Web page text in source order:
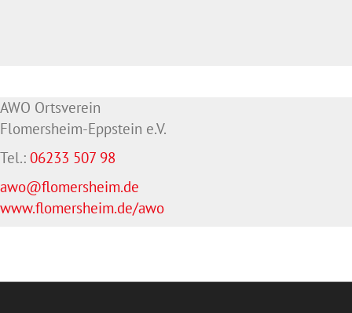
AWO Ortsverein
Flomersheim-Eppstein e.V.
Tel.: 06233 507 98
awo@flomersheim.de
www.flomersheim.de/awo